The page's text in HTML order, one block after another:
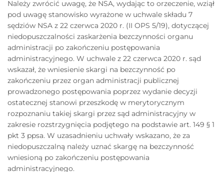
Należy zwrócić uwagę, że NSA, wydając to orzeczenie, wziął
pod uwagę stanowisko wyrażone w uchwale składu 7
sędziów NSA z 22 czerwca 2020 r. (II OPS 5/19), dotyczącej
niedopuszczalności zaskarżenia bezczynności organu
administracji po zakończeniu postępowania
administracyjnego. W uchwale z 22 czerwca 2020 r. sąd
wskazał, że wniesienie skargi na bezczynność po
zakończeniu przez organ administracji publicznej
prowadzonego postępowania poprzez wydanie decyzji
ostatecznej stanowi przeszkodę w merytorycznym
rozpoznaniu takiej skargi przez sąd administracyjny w
zakresie rozstrzygnięcia podjętego na podstawie art. 149 § 1
pkt 3 ppsa. W uzasadnieniu uchwały wskazano, że za
niedopuszczalną należy uznać skargę na bezczynność
wniesioną po zakończeniu postępowania
administracyjnego.